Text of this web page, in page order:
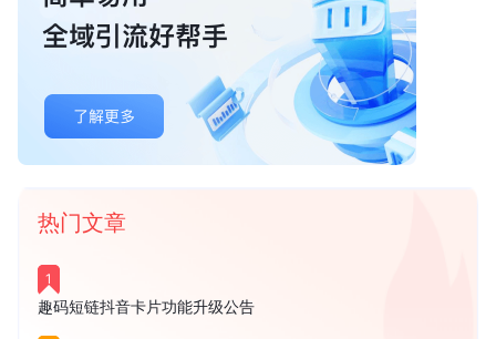
热门文章
1
趣码短链抖音卡片功能升级公告